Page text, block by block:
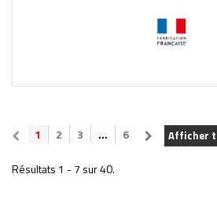
Afficher
1 2 3 ... 6
Résultats 1 - 7 sur 40.